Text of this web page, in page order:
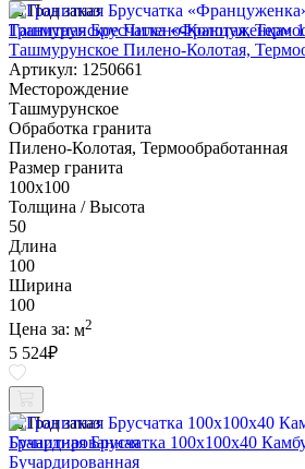
Под заказ
Гранитная Брусчатка «Француженка»
Ташмурунское Пилено-Колотая,
Артикул: 1250661
Месторождение
Ташмурунское
Обработка гранита
Пилено-Колотая, Термообработанная
Размер гранита
100х100
Толщина / Высота
50
Длина
100
Ширина
100
Цена за: м2
5 524₽
Под заказ
Гранитная Брусчатка 100х100x40
Бучардированная